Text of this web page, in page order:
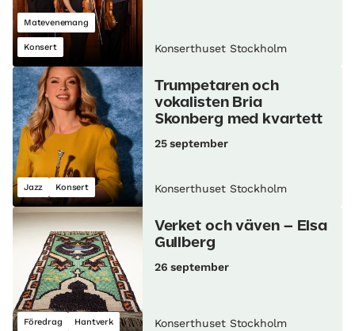
Matevenemang
Konsert Konserthuset Stockholm
Jazz Konsert
Trumpetaren och
vokalisten Bria
Skonberg med kvartett
25 september
Konserthuset Stockholm
Föredrag Hantverk
Verket och väven – Elsa
Gullberg
26 september
Konserthuset Stockholm